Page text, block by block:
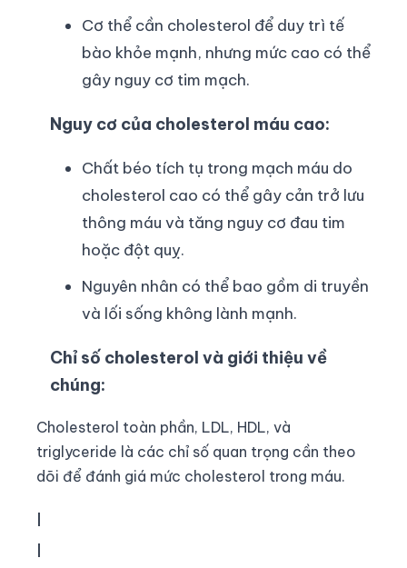
Cơ thể cần cholesterol để duy trì tế
bào khỏe mạnh, nhưng mức cao có thể
gây nguy cơ tim mạch.
Nguy cơ của cholesterol máu cao:
Chất béo tích tụ trong mạch máu do
cholesterol cao có thể gây cản trở lưu
thông máu và tăng nguy cơ đau tim
hoặc đột quỵ.
Nguyên nhân có thể bao gồm di truyền
và lối sống không lành mạnh.
Chỉ số cholesterol và giới thiệu về
chúng:
Cholesterol toàn phần, LDL, HDL, và
triglyceride là các chỉ số quan trọng cần theo
dõi để đánh giá mức cholesterol trong máu.
I
I